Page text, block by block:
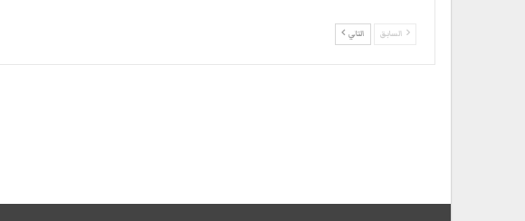
السابق التالي